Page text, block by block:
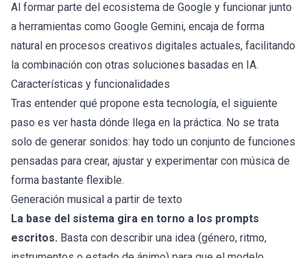
Al formar parte del ecosistema de Google y funcionar junto
a herramientas como Google Gemini, encaja de forma
natural en procesos creativos digitales actuales, facilitando
la combinación con otras soluciones basadas en IA.
Características y funcionalidades
Tras entender qué propone esta tecnología, el siguiente
paso es ver hasta dónde llega en la práctica. No se trata
solo de generar sonidos: hay todo un conjunto de funciones
pensadas para crear, ajustar y experimentar con música de
forma bastante flexible.
Generación musical a partir de texto
La base del sistema gira en torno a los prompts
escritos. Basta con describir una idea (género, ritmo,